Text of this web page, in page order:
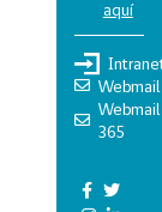
aquí
Webmail
Webmail
365